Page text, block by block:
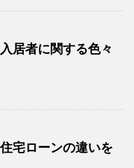
居者に関する色々
宅ローンの違いを